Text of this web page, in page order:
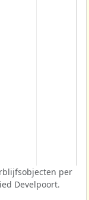
per
Develpoort.